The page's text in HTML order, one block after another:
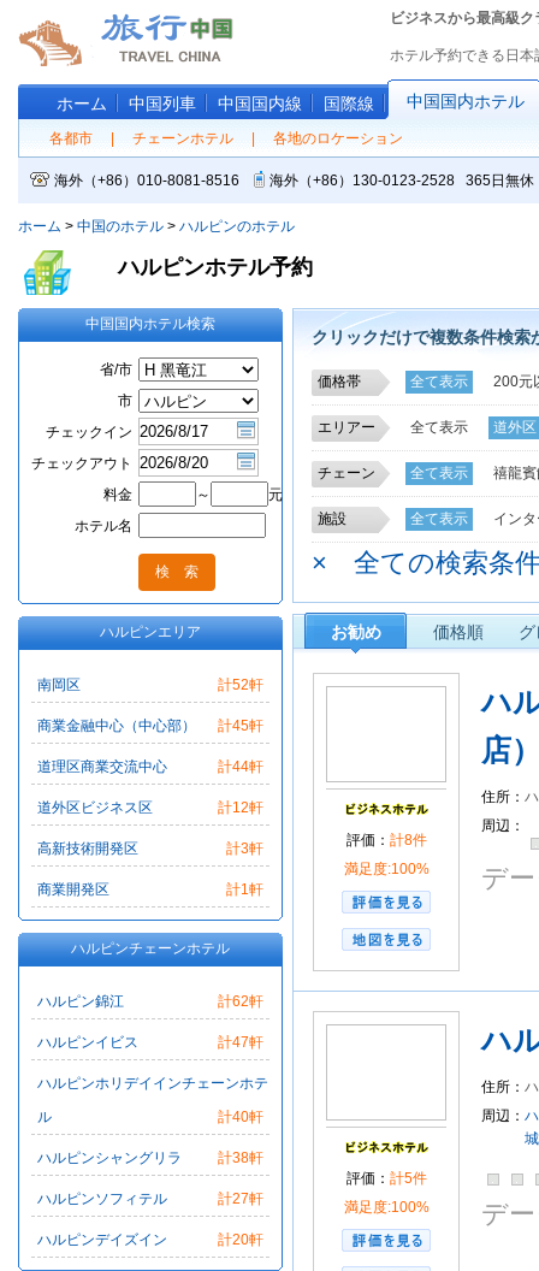
ビジネスから最高級
ホテル予約できる日
ホーム 中国列車 中国国内線 国際線 中国国内ホテル
各都市 チェーンホテル 各地のロケーション
海外（+86）010-8081-8516 海外（+86）130-0123-2528 365日無休
ホーム > 中国のホテル > ハルピンのホテル
ハルピンホテル予約
クリックだけで複数条件検
価格帯 全て表示 200元
エリアー 全て表示
道外
高新技術開発区
チェーン
全て表示
禧龍
7天チェーンホテル
ホリデイインチェ
ソフィテル
南
施設 全て表示 イン
× 全ての検索条
お勧め 価格順
評価： 計8件
満足度:100%
ハ
店
住所：
周辺：
デ
評価： 計5件
満足度:100%
ハ
住所：
周辺：
デ
中国国内ホテル検索
省/市
市
チェックイン
チェックアウト
料金
～
元
ホテル名
ハルピンエリア
計52軒
南岡区
計45軒
商業金融中心（中心部）
計44軒
道理区商業交流中心
計12軒
道外区ビジネス区
計3軒
高新技術開発区
計1軒
商業開発区
ハルピンチェーンホテル
ハルピン錦江 計62軒
ハルピンイビス 計47軒
ハルピンホリデイインチェーンホテ
ル
計40軒
ハルピンシャングリラ 計38軒
ハルピンソフィテル 計27軒
ハルピンデイズイン 計20軒